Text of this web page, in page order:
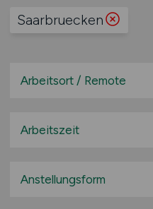
Saarbruecken
Arbeitsort / Remote
Home-Office möglich /
Remote aus dem
Arbeitszeit
Teilzeit
Anstellungsform